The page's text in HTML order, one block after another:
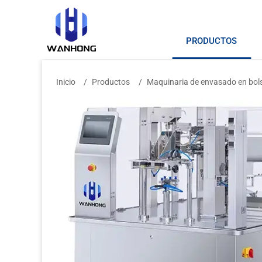
PRODUCTOS
Inicio Productos Maquinaria de envasado en